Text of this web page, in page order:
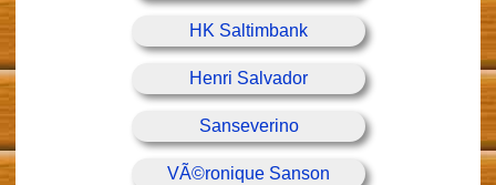
HK Saltimbank
Henri Salvador
Sanseverino
VÃ©ronique Sanson